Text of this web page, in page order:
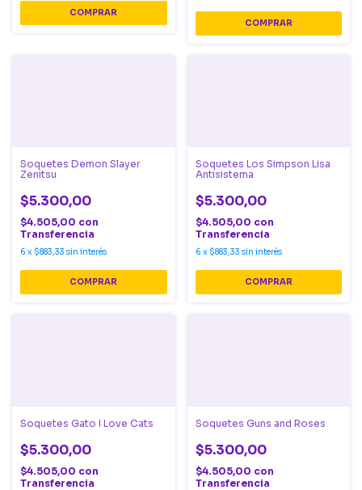
Soquetes Demon Slayer
Zenitsu
$5.300,00
$4.505,00 con
Transferencia
6 x $883,33 sin interés
Soquetes Los Simpson Lisa
Antisistema
$5.300,00
$4.505,00 con
Transferencia
6 x $883,33 sin interés
Soquetes Gato I Love Cats
$5.300,00
$4.505,00 con
Transferencia
Soquetes Guns and Roses
$5.300,00
$4.505,00 con
Transferencia